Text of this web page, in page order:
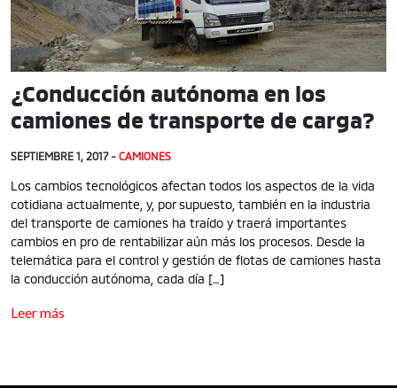
¿Conducción autónoma en los
camiones de transporte de carga?
SEPTIEMBRE 1, 2017 - CAMIONES
Los cambios tecnológicos afectan todos los aspectos de la vida
cotidiana actualmente, y, por supuesto, también en la industria
del transporte de camiones ha traído y traerá importantes
cambios en pro de rentabilizar aún más los procesos. Desde la
telemática para el control y gestión de flotas de camiones hasta
la conducción autónoma, cada día […]
Leer más